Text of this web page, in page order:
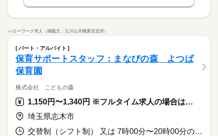
ハローワーク求人（掲載元：立川公共職業安定所）
パート・アルバイト
保育サポートスタッフ：まなびの森 よつば
保育園
株式会社 こどもの森
1,150円〜1,340円 ※フルタイム求人の場合は月額（換算額）、パート求人の場合は時間額を表示しています。
埼玉県志木市
交替制（シフト制） 又は 7時00分〜20時00分の時間の間の5時間以上